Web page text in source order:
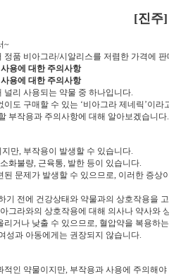
[진주
~
품 비아그라/시알리스를 저렴한 가격에
용에 대한 주의사항
용에 대한 주의사항
리 사용되는 약물 중 하나입니다.
도 구매할 수 있는 ‘비아그라 제네릭’이
부작용과 주의사항에 대해 알아보겠습니다.
만, 부작용이 발생할 수 있습니다.
화불량, 근육통, 발한 등이 있습니다.
문제가 발생할 수 있으므로, 이러한 증상
기 전에 건강상태와 약물과의 상호작용을
그라와의 상호작용에 대해 의사나 약사와
거나 낮출 수 있으므로, 혈압약을 복용하
성과 아동에게는 권장되지 않습니다.
인 약물이지만, 부작용과 사용에 주의해야